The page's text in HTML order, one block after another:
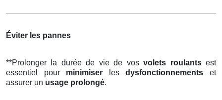
Éviter les pannes
**Prolonger la durée de vie de vosvolets roulantsest
essentiel pour minimiser lesdysfonctionnements et
assurer un usage prolongé.